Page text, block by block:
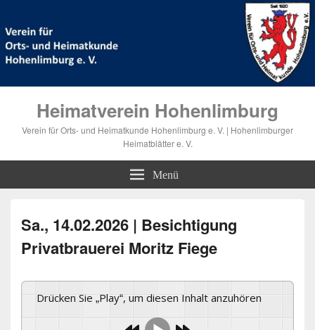
Heimatverein Hohenlimburg
Verein für Orts- und Heimatkunde Hohenlimburg e. V. | Hohenlimburger
Heimatblätter e. V.
Menü
Sa., 14.02.2026 | Besichtigung
Privatbrauerei Moritz Fiege
Drücken Sie „Play“, um diesen Inhalt anzuhören